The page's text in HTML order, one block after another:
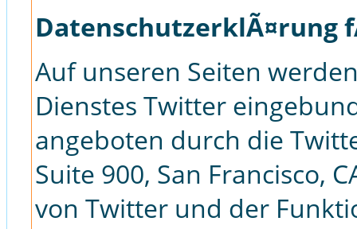
DatenschutzerklÃ¤rung
Auf unseren Seiten
Dienstes Twitter
angeboten durch die
Suite 900, San Francisco,
von Twitter und der